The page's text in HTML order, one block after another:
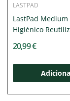
LASTPAD
LastPad Medium
Higiénico
20,99 €